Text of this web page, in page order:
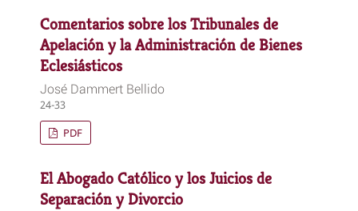
Comentarios sobre los Tribunales de
Apelación y la Administración de Bienes
Eclesiásticos
José Dammert Bellido
24-33
PDF
El Abogado Católico y los Juicios de
Separación y Divorcio